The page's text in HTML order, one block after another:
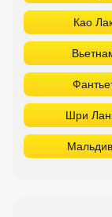
Као
Шри